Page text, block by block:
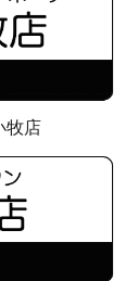
牧店